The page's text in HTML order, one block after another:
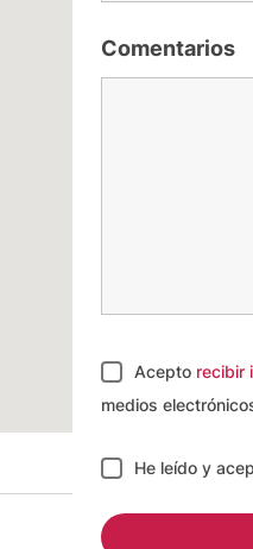
Comentarios
Acepto recibir
medios
He leído y